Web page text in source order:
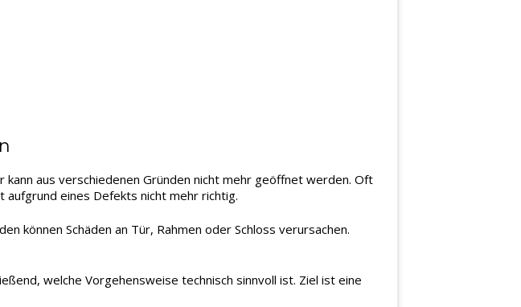
aus verschiedenen Gründen nicht mehr geöffnet werden. Oft
eines Defekts nicht mehr richtig.
können Schäden an Tür, Rahmen oder Schloss verursachen.
welche Vorgehensweise technisch sinnvoll ist. Ziel ist eine